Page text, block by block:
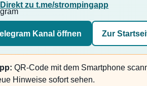
Direkt zu t.me/strompingapp
Kanal öffnen Zur
QR-Code mit dem Smartphone
Hinweise sofort sehen.